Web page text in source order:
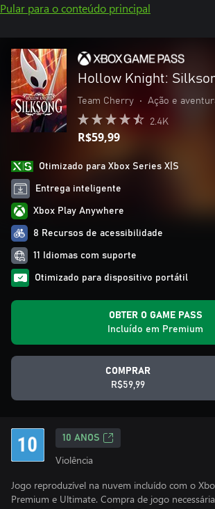
Pular para o conteúdo principal
Hollow Knight:
Team Cherry • Ação e
2.4K
R$59,99
Otimizado para Xbox Series X|S
Entrega inteligente
Xbox Play Anywhere
8 Recursos de acessibilidade
11 Idiomas com suporte
Otimizado para dispositivo portátil
OBTER O GAME PASS
Incluído em Premium
COMPRAR
R$59,99
10 ANOS
Violência
Jogo reproduzível na nuvem incluído com o
Premium e Ultimate. Compra de jogo